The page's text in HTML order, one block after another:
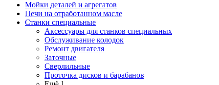
Мойки деталей и агрегатов
Печи на отработанном масле
Станки специальные
Аксессуары для станков специальных
Обслуживание колодок
Ремонт двигателя
Заточные
Сверлильные
Проточка дисков и барабанов